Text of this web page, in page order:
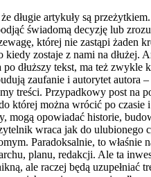
długie artykuły są
świadomą decyzję lub
której nie zastąpi
zostaje z nami na
dłuższy tekst, ma też
zaufanie i autorytet
treści. Przypadkowy post na
której można wrócić po
mogą opowiadać historie,
wraca jak do
Paradoksalnie, to
planu, redakcji. Ale ta
ale raczej będą uzupełniać